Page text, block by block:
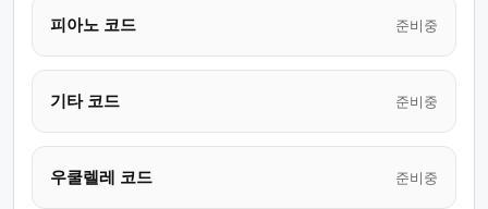
피아노 코드 준비중
기타 코드 준비중
우쿨렐레 코드 준비중